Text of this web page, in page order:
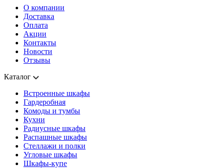
О компании
Доставка
Оплата
Акции
Контакты
Новости
Отзывы
Каталог
Встроенные шкафы
Гардеробная
Комоды и тумбы
Кухни
Радиусные шкафы
Распашные шкафы
Стеллажи и полки
Угловые шкафы
Шкафы-купе